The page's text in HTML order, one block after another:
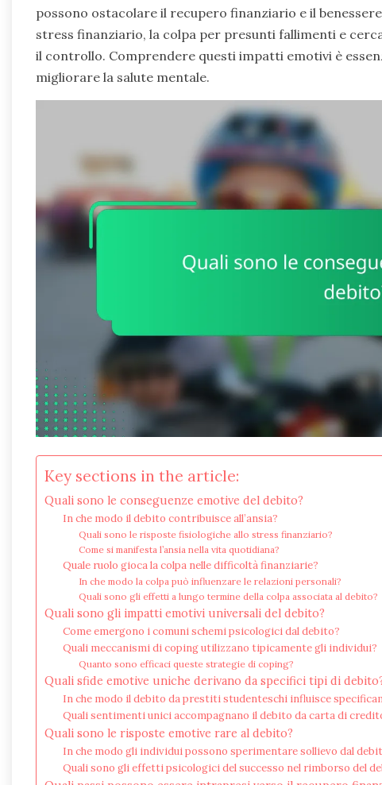
possono ostacolare il recupero finanziario e il
stress finanziario, la colpa per presunti fallimenti e
il controllo. Comprendere questi impatti emotivi è
migliorare la salute mentale.
Key sections in the article:
Quali sono le conseguenze emotive del debito?
In che modo il debito contribuisce all’ansia?
Quali sono le risposte fisiologiche allo stress finanziario?
Come si manifesta l’ansia nella vita quotidiana?
Quale ruolo gioca la colpa nelle difficoltà finanziarie?
In che modo la colpa può influenzare le relazioni personali?
Quali sono gli effetti a lungo termine della colpa associata al debito?
Quali sono gli impatti emotivi universali del debito?
Come emergono i comuni schemi psicologici dal debito?
Quali meccanismi di coping utilizzano tipicamente gli individui?
Quanto sono efficaci queste strategie di coping?
Quali sfide emotive uniche derivano da specifici tipi di
In che modo il debito da prestiti studenteschi influisce
Quali sentimenti unici accompagnano il debito da carta di
Quali sono le risposte emotive rare al debito?
In che modo gli individui possono sperimentare sollievo dal
Quali sono gli effetti psicologici del successo nel rimborso del